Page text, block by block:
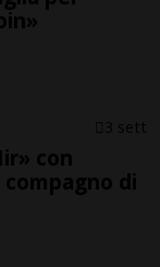
3 sett
con
di